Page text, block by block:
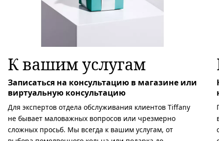
К вашим услугам
Записаться на консультацию в магазине или
виртуальную консультацию
Для экспертов отдела обслуживания клиентов Tiffany
не бывает маловажных вопросов или чрезмерно
сложных просьб. Мы всегда к вашим услугам, от